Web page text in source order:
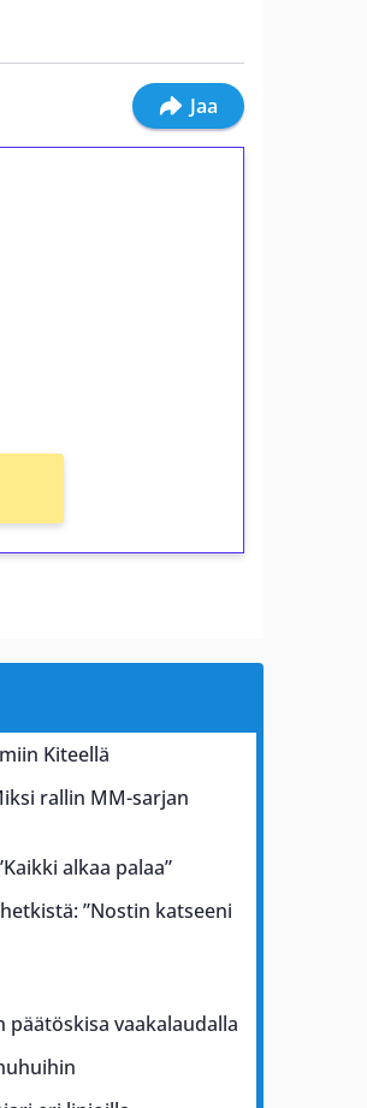
Jaa
Kiteellä
rallin MM-sarjan
alkaa palaa”
”Nostin katseeni
päätöskisa vaakalaudalla